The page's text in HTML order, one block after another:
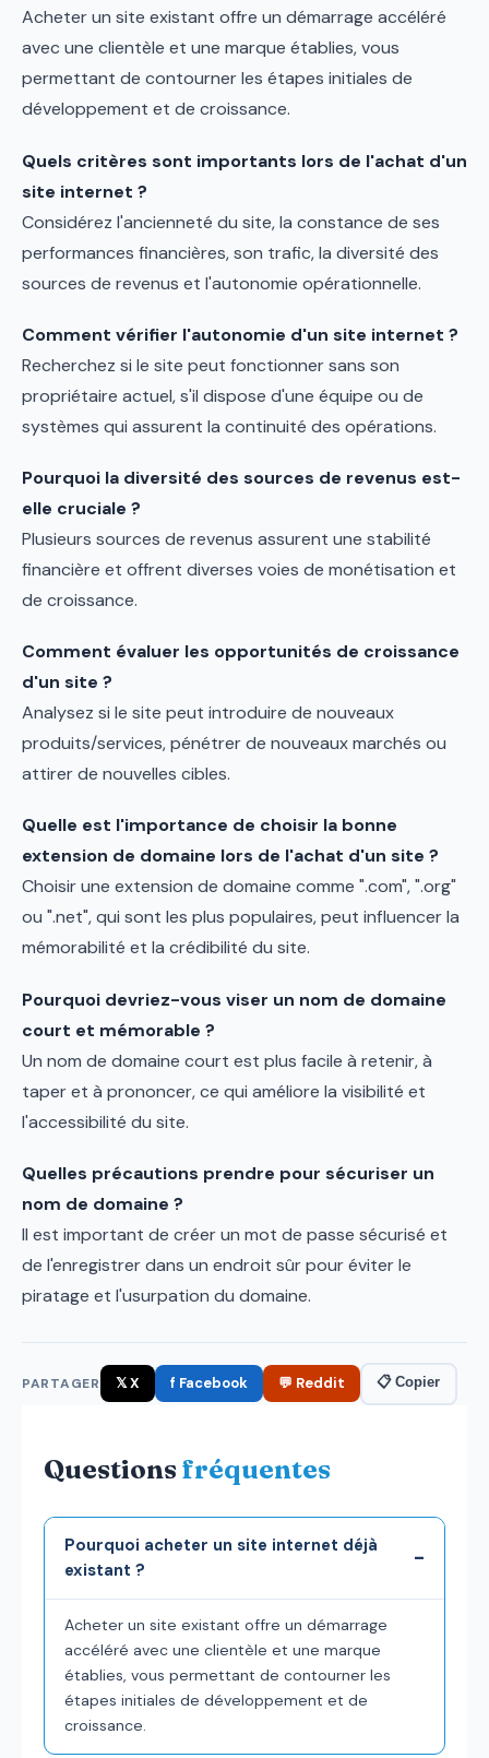
Acheter un site existant offre un démarrage accéléré
avec une clientèle et une marque établies, vous
permettant de contourner les étapes initiales de
développement et de croissance.
Quels critères sont importants lors de l'achat d'un
site internet ?
Considérez l'ancienneté du site, la constance de ses
performances financières, son trafic, la diversité des
sources de revenus et l'autonomie opérationnelle.
Comment vérifier l'autonomie d'un site internet ?
Recherchez si le site peut fonctionner sans son
propriétaire actuel, s'il dispose d'une équipe ou de
systèmes qui assurent la continuité des opérations.
Pourquoi la diversité des sources de revenus est-
elle cruciale ?
Plusieurs sources de revenus assurent une stabilité
financière et offrent diverses voies de monétisation et
de croissance.
Comment évaluer les opportunités de croissance
d'un site ?
Analysez si le site peut introduire de nouveaux
produits/services, pénétrer de nouveaux marchés ou
attirer de nouvelles cibles.
Quelle est l'importance de choisir la bonne
extension de domaine lors de l'achat d'un site ?
Choisir une extension de domaine comme ".com", ".org"
ou ".net", qui sont les plus populaires, peut influencer la
mémorabilité et la crédibilité du site​.
Pourquoi devriez-vous viser un nom de domaine
court et mémorable ?
Un nom de domaine court est plus facile à retenir, à
taper et à prononcer, ce qui améliore la visibilité et
l'accessibilité du site​.
Quelles précautions prendre pour sécuriser un
nom de domaine ?
Il est important de créer un mot de passe sécurisé et
de l'enregistrer dans un endroit sûr pour éviter le
piratage et l'usurpation du domaine​.
PARTAGER 𝕏 X f Facebook 💬 Reddit 📋 Copier
Questionsfréquentes
Pourquoi acheter un site internet déjà
existant ?
Acheter un site existant offre un démarrage
accéléré avec une clientèle et une marque
établies, vous permettant de contourner les
étapes initiales de développement et de
croissance.